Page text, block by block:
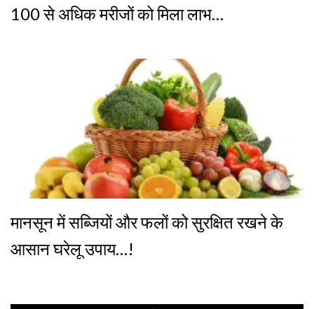
100 से अधिक मरीजों को मिला लाभ…
मानसून में सब्जियों और फलों को सुरक्षित रखने के
आसान घरेलू उपाय…!